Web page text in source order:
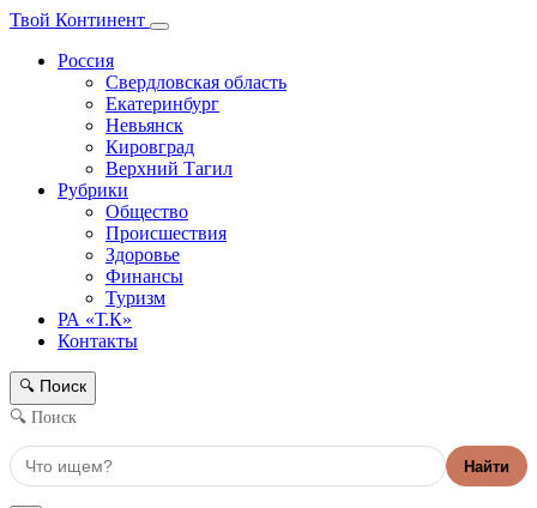
Твой Континент
Россия
Свердловская область
Екатеринбург
Невьянск
Кировград
Верхний Тагил
Рубрики
Общество
Происшествия
Здоровье
Финансы
Туризм
РА «Т.К»
Контакты
🔍 Поиск
🔍 Поиск
Найти